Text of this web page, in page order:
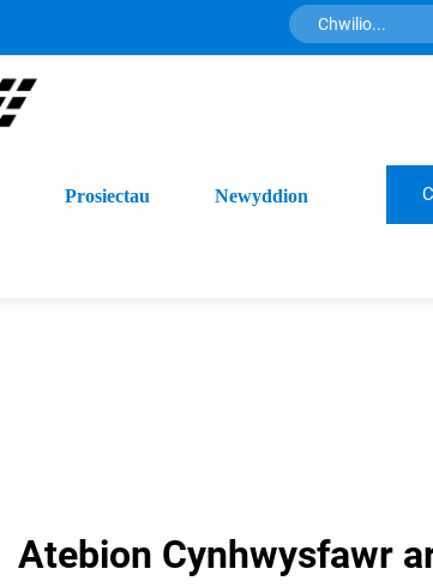
Prosiectau Newyddion
Atebion Cynhwysfawr